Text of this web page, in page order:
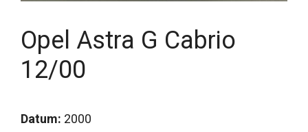
Opel Astra G Cabrio
12/00
Datum: 2000